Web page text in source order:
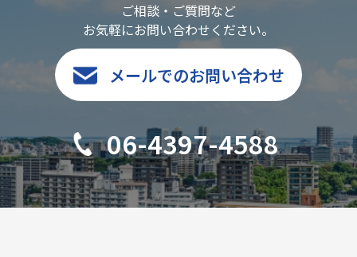
ご相談・ご質問など
お気軽にお問い合わせください。
メールでのお問い合わせ
06-4397-4588